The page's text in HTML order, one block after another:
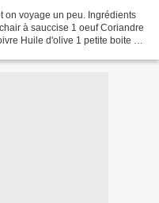
on voyage un peu. Ingrédients
à sauccise 1 oeuf Coriandre
Huile d'olive 1 petite boite de